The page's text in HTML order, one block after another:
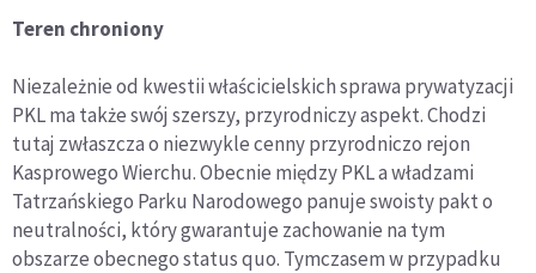
Teren chroniony
Niezależnie od kwestii właścicielskich sprawa prywatyzacji
PKL ma także swój szerszy, przyrodniczy aspekt. Chodzi
tutaj zwłaszcza o niezwykle cenny przyrodniczo rejon
Kasprowego Wierchu. Obecnie między PKL a władzami
Tatrzańskiego Parku Narodowego panuje swoisty pakt o
neutralności, który gwarantuje zachowanie na tym
obszarze obecnego status quo. Tymczasem w przypadku